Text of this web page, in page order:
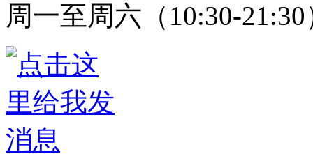
周一至周六（10:30-21:30